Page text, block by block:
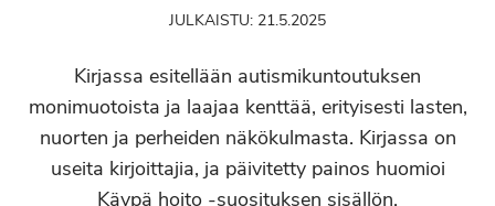
JULKAISTU: 21.5.2025
Kirjassa esitellään autismikuntoutuksen
monimuotoista ja laajaa kenttää, erityisesti lasten,
nuorten ja perheiden näkökulmasta. Kirjassa on
useita kirjoittajia, ja päivitetty painos huomioi
Käypä hoito -suosituksen sisällön.